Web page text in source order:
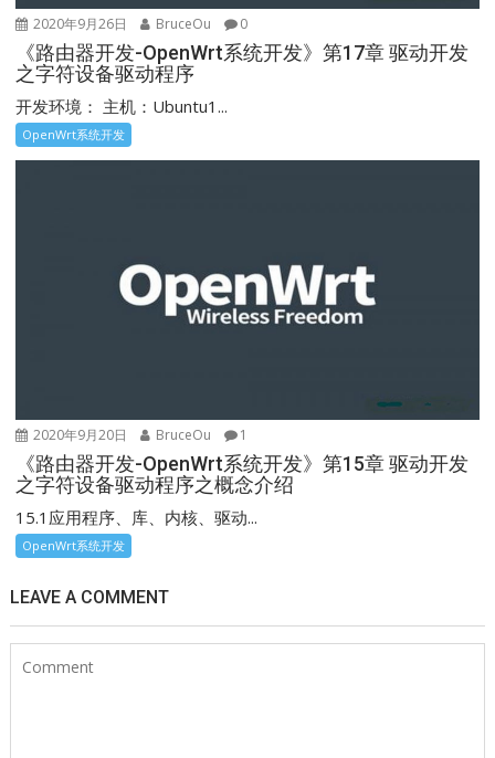
2020年9月26日 BruceOu 0
《路由器开发-OpenWrt系统开发》第17章 驱动开发
之字符设备驱动程序
开发环境： 主机：Ubuntu1...
OpenWrt系统开发
2020年9月20日 BruceOu 1
《路由器开发-OpenWrt系统开发》第15章 驱动开发
之字符设备驱动程序之概念介绍
15.1应用程序、库、内核、驱动...
OpenWrt系统开发
LEAVE A COMMENT